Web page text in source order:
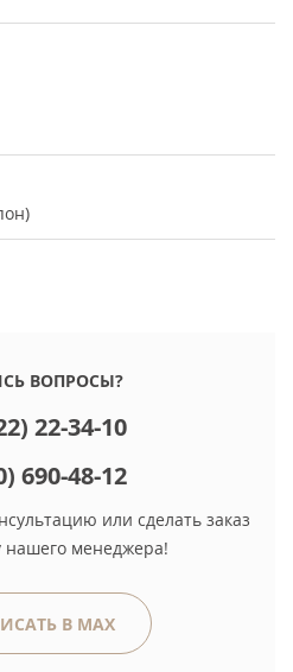
ВОПРОСЫ?
22-34-10
690-48-12
или сделать заказ
нашего менеджера!
В MAX